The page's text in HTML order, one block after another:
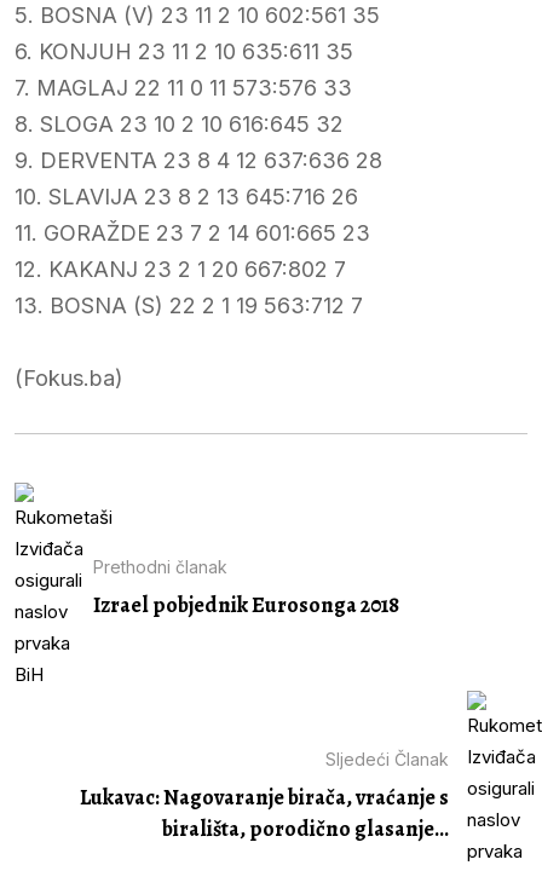
5. BOSNA (V) 23 11 2 10 602:561 35
6. KONJUH 23 11 2 10 635:611 35
7. MAGLAJ 22 11 0 11 573:576 33
8. SLOGA 23 10 2 10 616:645 32
9. DERVENTA 23 8 4 12 637:636 28
10. SLAVIJA 23 8 2 13 645:716 26
11. GORAŽDE 23 7 2 14 601:665 23
12. KAKANJ 23 2 1 20 667:802 7
13. BOSNA (S) 22 2 1 19 563:712 7
(Fokus.ba)
Prethodni članak
Izrael pobjednik Eurosonga 2018
Sljedeći Članak
Lukavac: Nagovaranje birača, vraćanje s
birališta, porodično glasanje...